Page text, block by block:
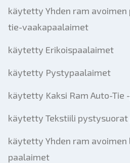
käytetty Yhden ram
tie-vaakapaalaimet
käytetty Erikoispaalaimet
käytetty Pystypaalaimet
käytetty Kaksi Ram Auto-Tie
käytetty Tekstiili
käytetty Yhden ram
paalaimet